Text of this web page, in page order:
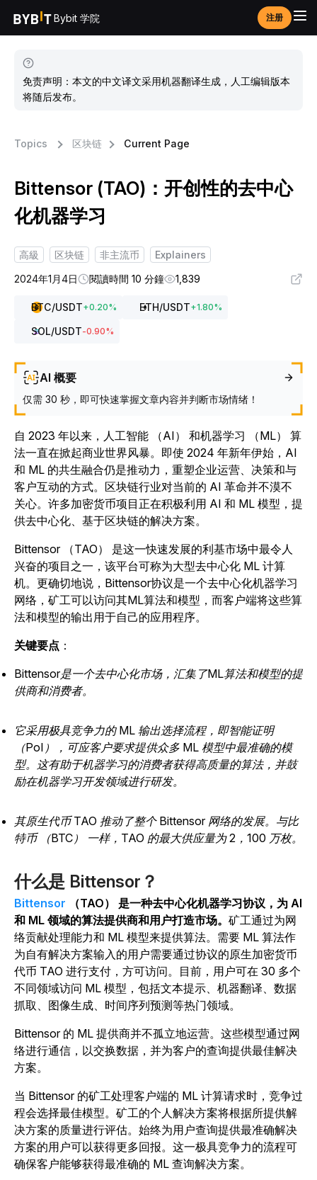
Bybit 学院 注册
免责声明：本文的中文译文采用机器翻译生成，人工编辑版本
将随后发布。
Topics 区块链 Current Page
Bittensor (TAO)：开创性的去中心
化机器学习
高級 区块链 非主流币
Explainers
2024年1月4日
閱讀時間 10 分鐘 1,839
BTC/USDT+0.20% ETH/USDT+1.80%
SOL/USDT-0.90%
AI 概要
仅需 30 秒，即可快速掌握文章内容并判断市场情绪！
自 2023 年以来，人工智能 （AI） 和机器学习 （ML） 算
法一直在掀起商业世界风暴。即使 2024 年新年伊始，AI
和 ML 的共生融合仍是推动力，重塑企业运营、决策和与
客户互动的方式。 区块链行业对当前的 AI 革命并不漠不
关心。许多加密货币项目正在积极利用 AI 和 ML 模型，提
供去中心化、基于区块链的解决方案。
Bittensor （TAO） 是这一快速发展的利基市场中最令人
兴奋的项目之一，该平台可称为大型去中心化 ML 计算
机。更确切地说，Bittensor协议是一个去中心化机器学习
网络，矿工可以访问其ML算法和模型，而客户端将这些算
法和模型的输出用于自己的应用程序。
关键要点 ：
Bittensor是一个去中心化市场，汇集了ML算法和模型的提
供商和消费者。
它采用极具竞争力的 ML 输出选择流程，即智能证明
（PoI），可应客户要求提供众多 ML 模型中最准确的模
型。这有助于机器学习的消费者获得高质量的算法，并鼓
励在机器学习开发领域进行研发。
其原生代币 TAO 推动了整个 Bittensor 网络的发展。与比
特币 （BTC） 一样，TAO 的最大供应量为 2，100 万枚。
什么是 Bittensor？
Bittensor
（TAO） 是一种去中心化机器学习协议，为 AI
和 ML 领域的算法提供商和用户打造市场。 矿工通过为网
络贡献处理能力和 ML 模型来提供算法。需要 ML 算法作
为自有解决方案输入的用户需要通过协议的原生加密货币
代币 TAO 进行支付，方可访问。目前，用户可在 30 多个
不同领域访问 ML 模型，包括文本提示、机器翻译、数据
抓取、图像生成、时间序列预测等热门领域。
Bittensor 的 ML 提供商并不孤立地运营。这些模型通过网
络进行通信，以交换数据，并为客户的查询提供最佳解决
方案。
当 Bittensor 的矿工处理客户端的 ML 计算请求时，竞争过
程会选择最佳模型。矿工的个人解决方案将根据所提供解
决方案的质量进行评估。始终为用户查询提供最准确解决
方案的用户可以获得更多回报。这一极具竞争力的流程可
确保客户能够获得最准确的 ML 查询解决方案。